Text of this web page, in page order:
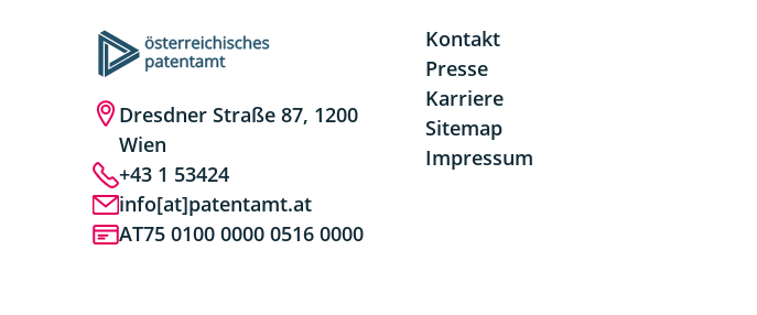
Dresdner Straße 87, 1200
Wien
+43 1 53424
info[at]patentamt.at
AT75 0100 0000 0516 0000
Kontakt
Presse
Karriere
Sitemap
Impressum